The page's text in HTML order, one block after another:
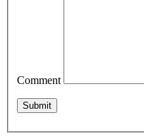
Comment